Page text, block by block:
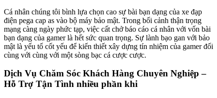
Cá nhân chúng tôi bình lựa chọn cao sự bài bạn dạng của xe đạp
điện pega cap as vào bộ máy bảo mật. Trong bối cảnh thận trọng
mạng càng ngày phức tạp, việc cất chở báo cáo cá nhân với vốn bài
bạn dạng của gamer là hết sức quan trọng. Sự lành bạo gan với bảo
mật là yếu tố cốt yếu để kiến thiết xây dựng tín nhiệm của gamer đối
cùng với cùng với một sòng bạc cá cược cược.
Dịch Vụ Chăm Sóc Khách Hàng Chuyên Nghiệp –
Hỗ Trợ Tận Tình nhiều phần khi